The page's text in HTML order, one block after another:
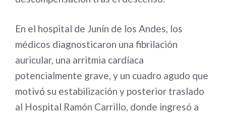
En el hospital de Junín de los Andes, los
médicos diagnosticaron una fibrilación
auricular, una arritmia cardíaca
potencialmente grave, y un cuadro agudo que
motivó su estabilización y posterior traslado
al Hospital Ramón Carrillo, donde ingresó a